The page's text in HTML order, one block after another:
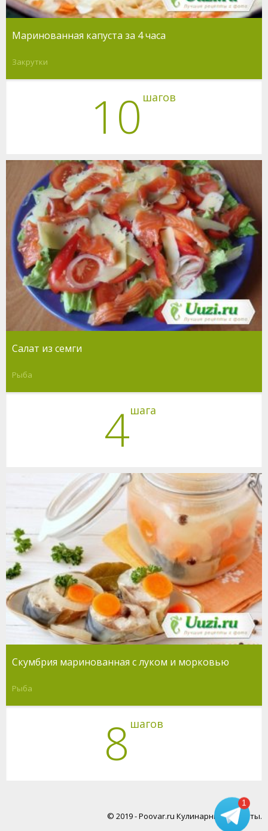
Маринованная капуста за 4 часа
Закрутки
10 шагов
Салат из семги
Рыба
4шага
Скумбрия маринованная с луком и морковью
Рыба
8 шагов
© 2019 - Poovar.ru Кулинарные рецепты.
1